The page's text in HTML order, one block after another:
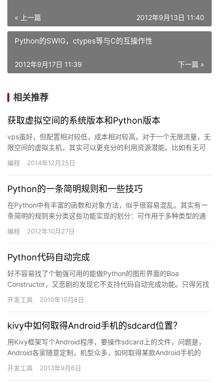
« 上一篇 2012年9月13日 11:40
Python的SWIG，ctypes等与C的互操作性
下一篇 »
2012年9月17日 11:39
相关推荐
获取虚拟空间的系统版本和Python版本
vps虽好，但配置相对较低，成本相对较高。对于一个无限流量，无
限空间的虚拟主机，其实可以更充分的利用资源潜能。比如有无可
能在上面放置运行一个抓取图片或网页的爬虫？或者做网页代理？
许…
编程 2014年12月25日
Python的一条简明规则和一些技巧
在Python中有丰富的函数和对象方法，似乎很容易混乱。其实有一
条简明的规则来分类这些功能实现的划分：可作用于多种类型的通
用操作都是以内置函数或表达式形式提供的，而类型相关的操作通…
编程 2012年10月27日
Python代码自动完成
好不容易找了个勉强可用的能做Python的图形界面的Boa
Constructor，又悲剧的发现它不支持代码自动完成功能。只得另找
编辑器。因机上已有MOTODEV(Eclipse …
开发工具 2010年10月8日
kivy中如何取得Android手机的sdcard位置？
用Kivy框架写个Android程序，要操作sdcard上的文件，问题是，
Android各家随意定制，机型众多，如何取得某款Android手机的
sdcard位置？本人的盛大Bamb…
开发工具 2013年9月6日